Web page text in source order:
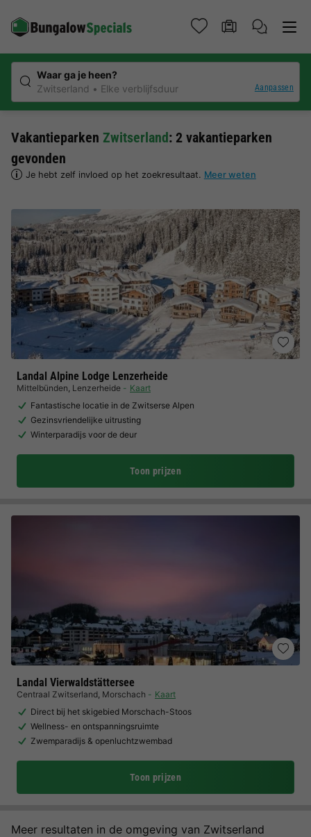
Waar ga je heen?
Zwitserland
Elke verblijfsduur Aanpassen
Vakantieparken Zwitserland: 2 vakantieparken
gevonden
Je hebt zelf invloed op het zoekresultaat. Meer weten
Landal Alpine Lodge Lenzerheide
Mittelbünden, Lenzerheide
Kaart
Fantastische locatie in de Zwitserse Alpen
Gezinsvriendelijke uitrusting
Winterparadijs voor de deur
Toon prijzen
Landal Vierwaldstättersee
Centraal Zwitserland, Morschach
Kaart
Direct bij het skigebied Morschach-Stoos
Wellness- en ontspanningsruimte
Zwemparadijs & openluchtzwembad
Toon prijzen
Meer resultaten in de omgeving van Zwitserland